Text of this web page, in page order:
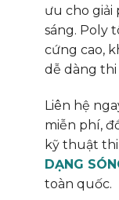
ưu cho giải
sáng. Poly
cứng cao,
dễ dàng thi
Liên hệ
miễn phí,
kỹ thuật
DẠNG
toàn quốc.